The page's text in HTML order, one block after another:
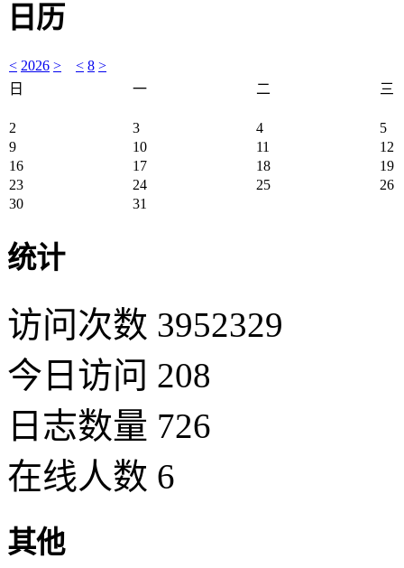
日历
< 2026 > < 8 >
日
一 二 三
2 3 4
5
9
10 11
12
16
17 18
19
23
24 25
26
30
31
统计
访问次数 3952329
今日访问 208
日志数量 726
在线人数 6
其他